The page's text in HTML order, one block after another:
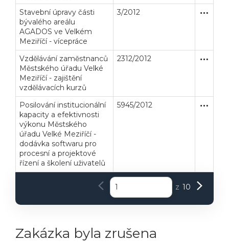
Stavební úpravy části
bývalého areálu
AGADOS ve Velkém
Meziříčí - vícepráce
3/2012
Vzdělávání zaměstnanců
Městského úřadu Velké
Meziříčí - zajištění
vzdělávacích kurzů
2312/2012 Služby
Posilování institucionální
kapacity a efektivnosti
výkonu Městského
úřadu Velké Meziříčí -
dodávka softwaru pro
procesní a projektové
řízení a školení uživatelů
5945/2012
z 10
Zakázka byla zrušena
Veřejné zakázky